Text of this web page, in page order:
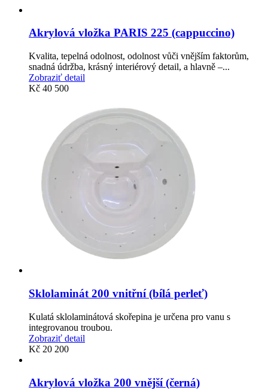
Akrylová vložka PARIS 225 (cappuccino)
Kvalita, tepelná odolnost, odolnost vůči vnějším faktorům,
snadná údržba, krásný interiérový detail, a hlavně –...
Zobraziť detail
Kč 40 500
Sklolaminát 200 vnitřní (bílá perleť)
Kulatá sklolaminátová skořepina je určena pro vanu s
integrovanou troubou.
Zobraziť detail
Kč 20 200
Akrylová vložka 200 vnější (černá)